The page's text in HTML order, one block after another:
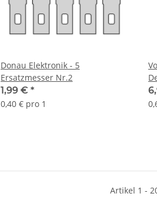
Donau Elektronik - 5
Ersatzmesser Nr.2
1,99 € *
0,40 € pro 1
Artikel 1 -